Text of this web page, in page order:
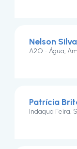
Nelson Silva
A2O - Água,
Patrícia
Indaqua Feira,